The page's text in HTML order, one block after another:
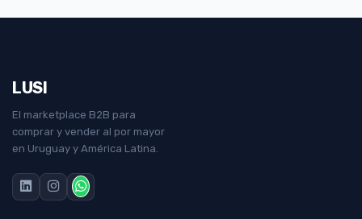
LUSI
El marketplace B2B para
comprar y vender al por mayor
en Uruguay y América Latina.